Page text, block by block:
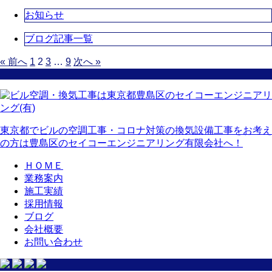
お知らせ
ブログ記事一覧
« 前へ 1 2 3 … 9 次へ »
東京都でビルの空調工事・コロナ対策の換気設備工事をお考え
の方は豊島区のセイコーエンジニアリング有限会社へ！
ＨＯＭＥ
業務案内
施工実績
採用情報
ブログ
会社概要
お問い合わせ